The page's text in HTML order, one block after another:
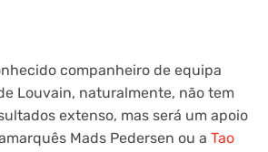
companheiro de equipa
Louvain, naturalmente, não tem
extenso, mas será um apoio
Mads Pedersen ou a Tao